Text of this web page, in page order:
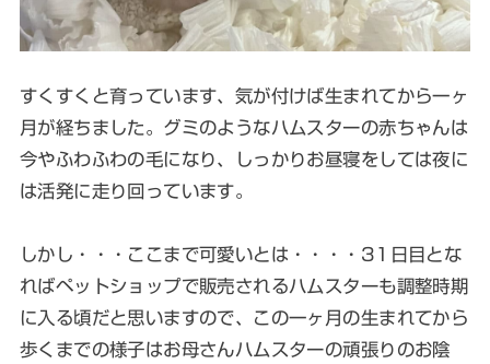
すくすくと育っています、気が付けば生まれてから一ヶ
月が経ちました。グミのようなハムスターの赤ちゃんは
今やふわふわの毛になり、しっかりお昼寝をしては夜に
は活発に走り回っています。
しかし・・・ここまで可愛いとは・・・・31日目とな
ればペットショップで販売されるハムスターも調整時期
に入る頃だと思いますので、この一ヶ月の生まれてから
歩くまでの様子はお母さんハムスターの頑張りのお陰